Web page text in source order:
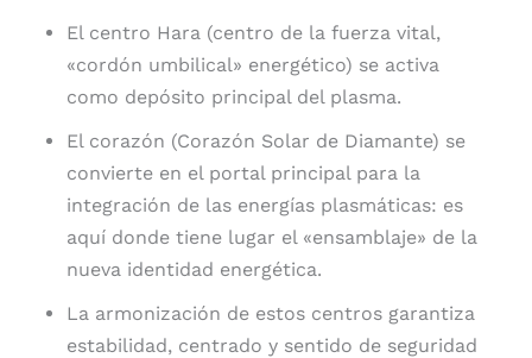
El centro Hara (centro de la fuerza vital,
«cordón umbilical» energético) se activa
como depósito principal del plasma.
El corazón (Corazón Solar de Diamante) se
convierte en el portal principal para la
integración de las energías plasmáticas: es
aquí donde tiene lugar el «ensamblaje» de la
nueva identidad energética.
La armonización de estos centros garantiza
estabilidad, centrado y sentido de seguridad